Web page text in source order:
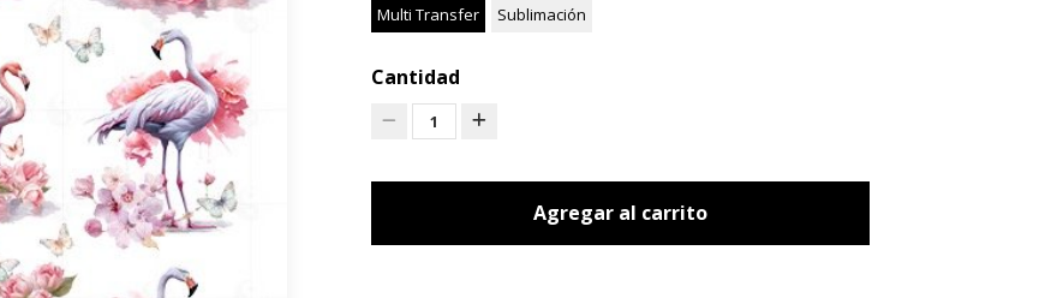
Multi Transfer Sublimación
Cantidad
1
Agregar al carrito